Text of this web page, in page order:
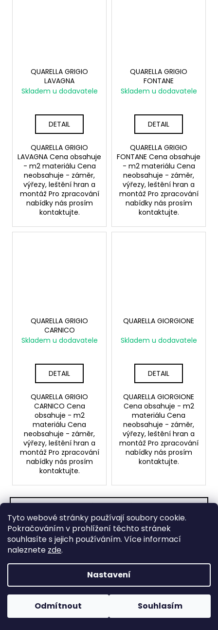
Tyto webové stránky používají soubory cookie.
Pokračováním v prohlížení těchto stránek
souhlasíte s jejich používáním. Více informací
naleznete zde.
Nastavení
Odmítnout Souhlasím
QUARELLA GRIGIO
LAVAGNA
Skladem u dodavatele
DETAIL
QUARELLA GRIGIO
LAVAGNA Cena obsahuje
- m2 materiálu Cena
neobsahuje - záměr,
výřezy, leštění hran a
montáž Pro zpracování
nabídky nás prosím
kontaktujte.
QUARELLA GRIGIO
FONTANE
Skladem u dodavatele
DETAIL
QUARELLA GRIGIO
FONTANE Cena obsahuje
- m2 materiálu Cena
neobsahuje - záměr,
výřezy, leštění hran a
montáž Pro zpracování
nabídky nás prosím
kontaktujte.
QUARELLA GRIGIO
CARNICO
Skladem u dodavatele
DETAIL
QUARELLA GRIGIO
CARNICO Cena
obsahuje - m2
materiálu Cena
neobsahuje - záměr,
výřezy, leštění hran a
montáž Pro zpracování
nabídky nás prosím
kontaktujte.
QUARELLA GIORGIONE
Skladem u dodavatele
DETAIL
QUARELLA GIORGIONE
Cena obsahuje - m2
materiálu Cena
neobsahuje - záměr,
výřezy, leštění hran a
montáž Pro zpracování
nabídky nás prosím
kontaktujte.
O
á
d
a
c
p
S
t
r
k
o
v
á
í
1 2
87položek celkem
Na trhu více než 20 let
Na českém, slovenském, a rakouském trhu
působíme již více než 20 let. Za tu dobu